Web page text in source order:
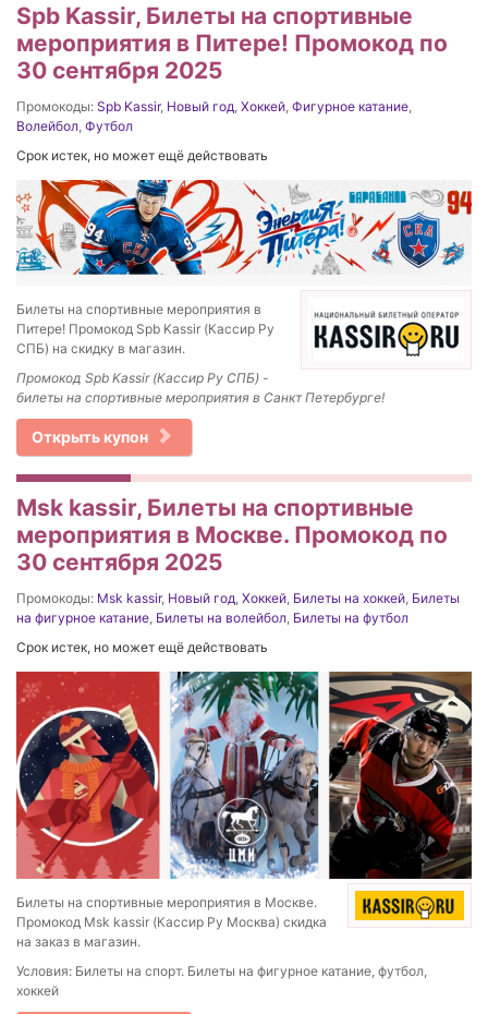
Spb Kassir, Билеты на спортивные
мероприятия в Питере! Промокод по
30 сентября 2025
Промокоды: Spb Kassir, Новый год Хоккей Фигурное катание
Волейбол Футбол
Срок истек, но может ещё действовать
Билеты на спортивные мероприятия в
Питере! Промокод Spb Kassir (Кассир Ру
СПБ) на скидку в магазин.
Промокод Spb Kassir (Кассир Ру СПБ) -
билеты на спортивные мероприятия в Санкт Петербурге!
Открыть купон
Msk kassir, Билеты на спортивные
мероприятия в Москве. Промокод по
30 сентября 2025
Промокоды: Msk kassir, Новый год Хоккей Билеты на хоккей Билеты
на фигурное катание Билеты на волейбол Билеты на футбол
Срок истек, но может ещё действовать
Билеты на спортивные мероприятия в Москве​​.
Промокод Msk kassir (Кассир Ру Москва) скидка
на заказ в магазин.
Условия: Билеты на спорт. Билеты на фигурное катание, футбол,
хоккей